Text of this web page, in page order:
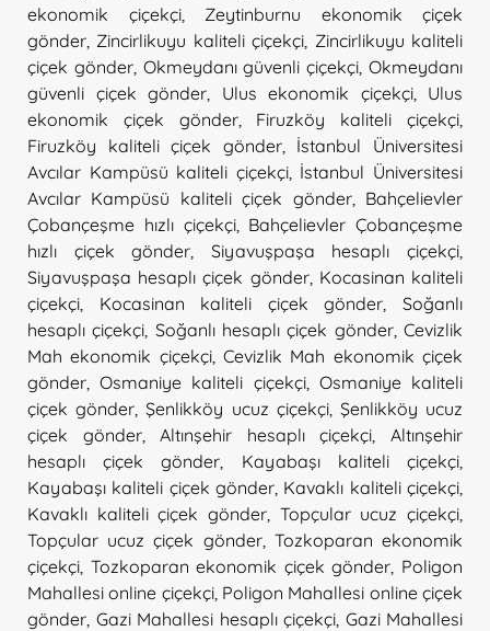
ekonomik çiçekçi, Zeytinburnu ekonomik çiçek
gönder Zincirlikuyu kaliteli çiçekçi Zincirlikuyu kaliteli
çiçek gönder, Okmeydanı güvenli çiçekçi ,Okmeydanı
güvenli çiçek gönder
Ulus ekonomik çiçekçi, Ulus
ekonomik çiçek gönder, Firuzköy kaliteli çiçekçi
Firuzköy kaliteli çiçek gönder, İstanbul Üniversitesi
Avcılar Kampüsü kaliteli çiçekçi, İstanbul Üniversitesi
Avcılar Kampüsü kaliteli çiçek gönder, Bahçelievler
Çobançeşme hızlı çiçekçi, Bahçelievler Çobançeşme
hızlı çiçek gönder
Siyavuşpaşa hesaplı çiçekçi
Siyavuşpaşa hesaplı çiçek gönder, Kocasinan kaliteli
çiçekçi
Kocasinan kaliteli çiçek gönder ,Soğanlı
hesaplı çiçekçi Soğanlı hesaplı çiçek gönder,Cevizlik
Mah ekonomik çiçekçi,Cevizlik Mah ekonomik çiçek
gönder ,Osmaniye kaliteli çiçekçi, Osmaniye kaliteli
çiçek gönder ,Şenlikköy ucuz çiçekçi, Şenlikköy ucuz
çiçek gönder,Altınşehir hesaplı çiçekçi ,Altınşehir
hesaplı çiçek gönder
Kayabaşı kaliteli çiçekçi
Kayabaşı kaliteli çiçek gönder Kavaklı kaliteli çiçekçi
Kavaklı kaliteli çiçek gönder Topçular ucuz çiçekçi
Topçular ucuz çiçek gönder, Tozkoparan ekonomik
çiçekçi Tozkoparan ekonomik çiçek gönder Poligon
Mahallesi online çiçekçi, Poligon Mahallesi online çiçek
gönder Gazi Mahallesi hesaplı çiçekçi Gazi Mahallesi